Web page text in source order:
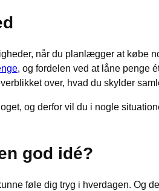
når du planlægger at købe
, og fordelen ved at låne penge
over, hvad du skylder
og derfor vil du i nogle
god idé?
føle dig tryg i hverdagen. Og